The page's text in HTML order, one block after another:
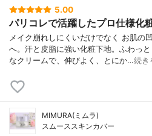
5.00
パリコレで活躍したプロ仕様化
メイク崩れしにくいだけでなく お肌の
へ。汗と皮脂に強い化粧下地。ふわっ
なクリームで、伸びよく、とにか…続き
MIMURA(ミムラ)
スムーススキンカバー